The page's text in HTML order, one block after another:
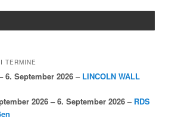
TERMINE
6. September 2026 – LINCOLN WALL
2026 – 6. September 2026 – RDS